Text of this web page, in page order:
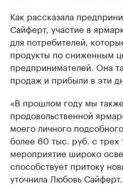
Как рассказала
Сайферт, участие в
для потребителей,
продукты по сниженным
предпринимателей. Она
продаж и прибыли в эти
«В прошлом году мы
продовольственной
моего личного
более 60 тыс. руб. с трех
мероприятие широко
способствует притоку
уточнила Любовь Сайферт.